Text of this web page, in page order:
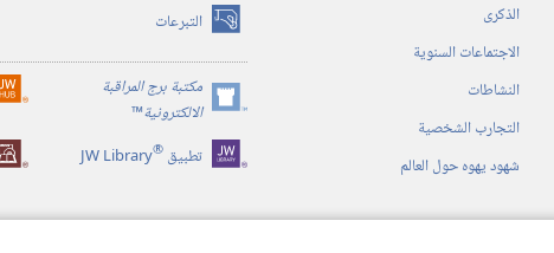
الذكرى
الاجتماعات السنوية
النشاطات
التجارب الشخصية
شهود يهوه حول العالم
التبرعات (يفتح
نافذة
جديدة) مكتبة برج المراقبة
الالكترونية™
(يفتح
نافذة
جديدة) تطبيق ®
JW Library